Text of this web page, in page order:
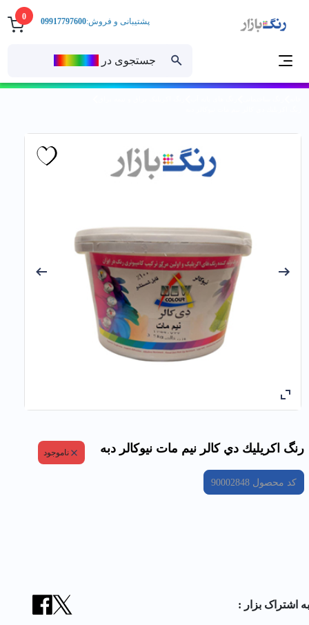
0
جستجوی در
پشتیبانی و فروش:09917797600
رنگ اكريليك دي كالر نيم مات نیوکالر دبه ناموجود
کد محصول90002848
به اشتراک بزار :